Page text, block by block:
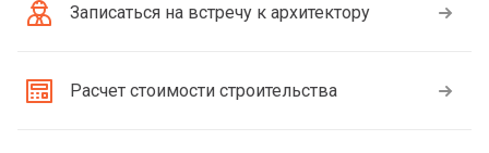
Записаться на встречу к архитектору
Расчет стоимости строительства